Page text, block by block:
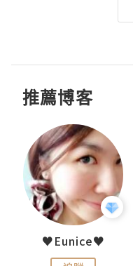
推薦博客
♥Eunice♥